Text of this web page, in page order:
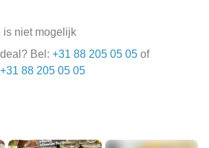
is niet mogelijk
Bel: +31 88 205 05 05 of
+31 88 205 05 05